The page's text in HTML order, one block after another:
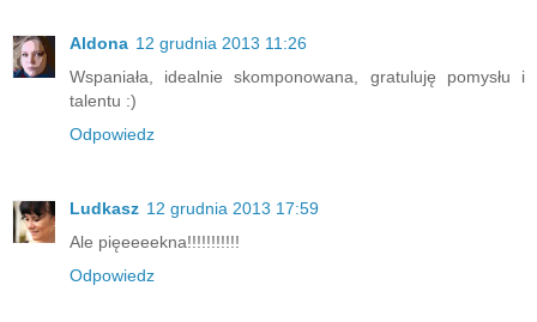
Aldona 12 grudnia 2013 11:26
Wspaniała, idealnie skomponowana, gratuluję pomysłu i
talentu :)
Odpowiedz
Ludkasz 12 grudnia 2013 17:59
Ale pięeeeekna!!!!!!!!!!!
Odpowiedz